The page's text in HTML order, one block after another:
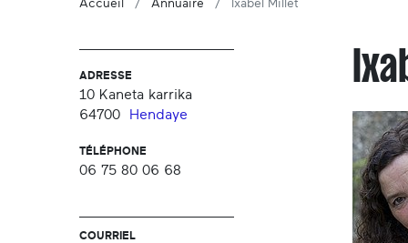
Accueil Annuaire Ixabel Millet
ADRESSE
10 Kaneta karrika
64700
Hendaye
TÉLÉPHONE
06 75 80 06 68
COURRIEL